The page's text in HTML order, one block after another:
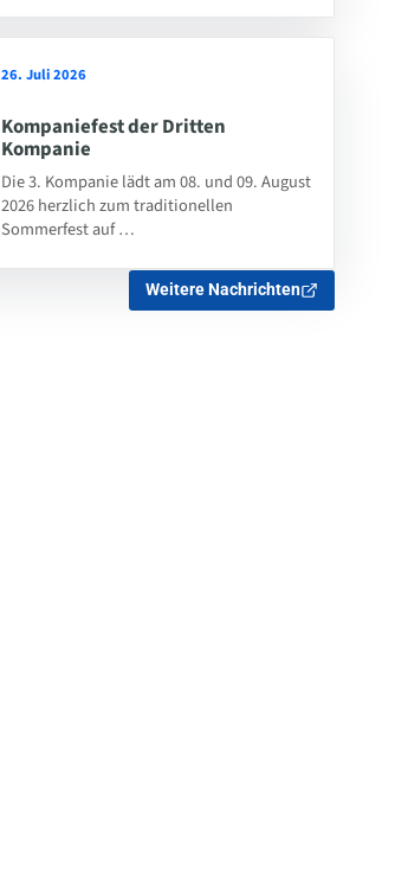
26. Juli 2026
Kompaniefest der Dritten
Kompanie
Die 3. Kompanie lädt am 08. und 09. August
2026 herzlich zum traditionellen
Sommerfest auf …
Weitere Nachrichten